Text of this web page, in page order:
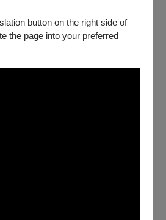
button on the right side of
the page into your preferred
翰
韻竹、陳歆翰、楊宇政 (依姓名筆
紘翊、黃毓家、蕭廷宇
哲
貳步柒仔